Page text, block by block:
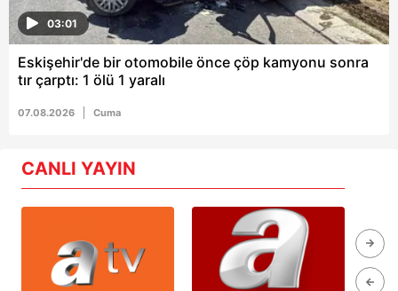
03:01
Eskişehir'de bir otomobile önce çöp kamyonu sonra
tır çarptı: 1 ölü 1 yaralı
07.08.2026 Cuma
CANLI YAYIN